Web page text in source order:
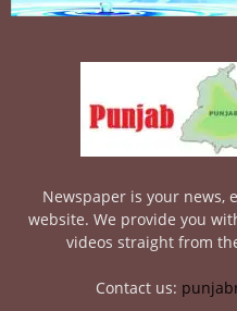
Newspaper is your news,
website. We provide you
videos straight from
Contact us: